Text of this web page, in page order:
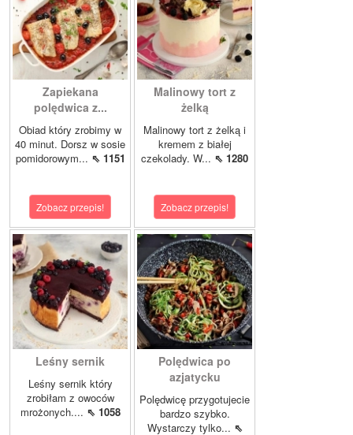
Zapiekana
polędwica z...
Obiad który zrobimy w
40 minut. Dorsz w sosie
pomidorowym... ⇖ 1151
Zobacz przepis!
Malinowy tort z
żelką
Malinowy tort z żelką i
kremem z białej
czekolady. W... ⇖ 1280
Zobacz przepis!
Leśny sernik
Leśny sernik który
zrobiłam z owoców
mrożonych.... ⇖ 1058
Polędwica po
azjatycku
Polędwicę przygotujecie
bardzo szybko.
Wystarczy tylko... ⇖